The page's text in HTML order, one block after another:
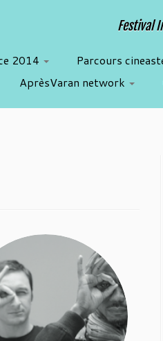
Festival
2014 Parcours
AprèsVaran network